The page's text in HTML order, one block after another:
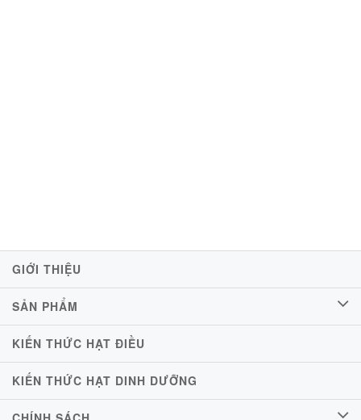
GIỚI THIỆU
SẢN PHẨM
KIẾN THỨC HẠT ĐIỀU
KIẾN THỨC HẠT DINH DƯỠNG